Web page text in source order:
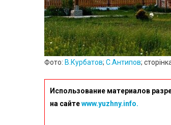
Фото: В.Курбатов; С.Антипов;
Использование материалов
на сайтеwww.yuzhny.info.